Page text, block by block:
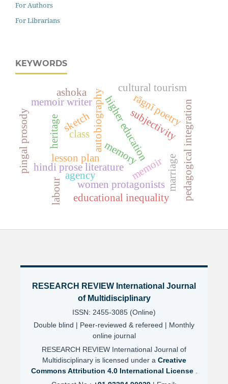
For Authors
For Librarians
KEYWORDS
memoir
hindi prose literature
memory
subjectivity
sketchautobiography
memoir writer higher education pedagogical integration
lesson plan
rāgṇī poetry
pingal prosody
women protagonists
agency marriage
class
labour educational inequality
cultural tourism
heritage
ashoka
RESEARCH REVIEW International Journal
of Multidisciplinary
ISSN: 2455-3085 (Online)
Double blind | Peer-reviewed & refereed | Monthly
online journal
RESEARCH REVIEW International Journal of
Multidisciplinary is licensed under a Creative
Commons Attribution 4.0 International License